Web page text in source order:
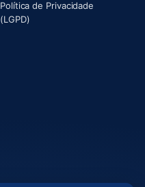
Política de Privacidade
(LGPD)